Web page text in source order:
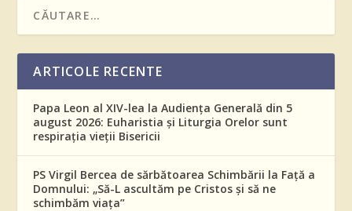
ARTICOLE RECENTE
Papa Leon al XIV-lea la Audiența Generală din 5
august 2026: Euharistia și Liturgia Orelor sunt
respirația vieții Bisericii
PS Virgil Bercea de sărbătoarea Schimbării la Față a
Domnului: „Să-L ascultăm pe Cristos și să ne
schimbăm viața”